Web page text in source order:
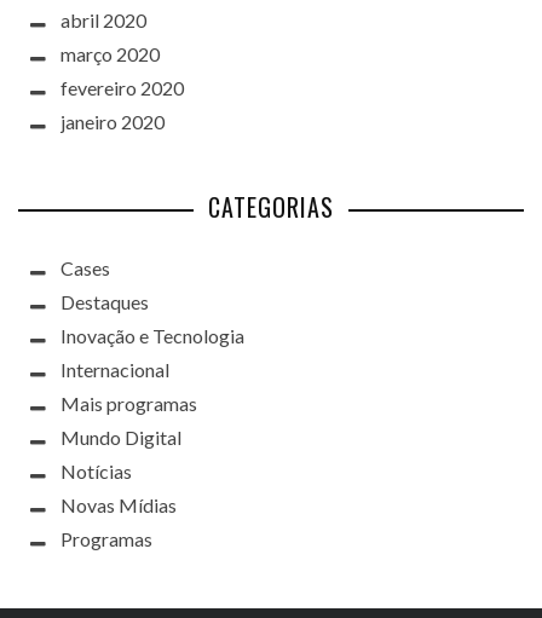
abril 2020
março 2020
fevereiro 2020
janeiro 2020
CATEGORIAS
Cases
Destaques
Inovação e Tecnologia
Internacional
Mais programas
Mundo Digital
Notícias
Novas Mídias
Programas